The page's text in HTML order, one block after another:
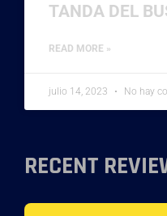
TANDA DEL
READ MORE »
julio 14, 2023 No hay
RECENT